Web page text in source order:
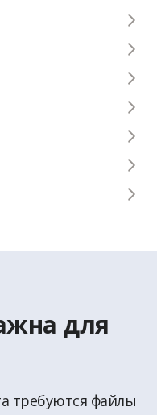
для
требуются файлы